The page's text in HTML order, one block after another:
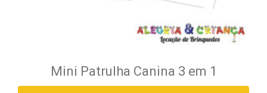
Mini Patrulha Canina 3 em 1